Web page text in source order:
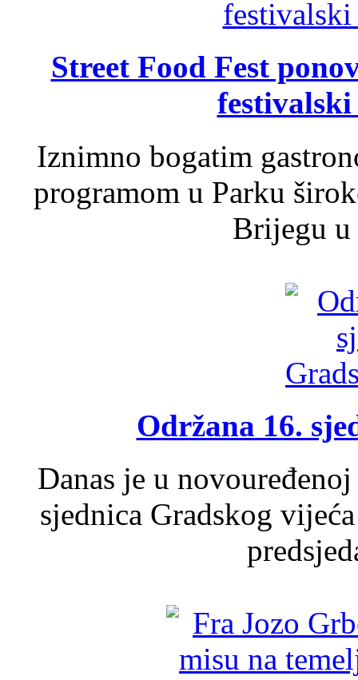
Street Food Fest
Iznimno bogatim
programom u Parku
Brijegu u
Održana 16.
Danas je u
sjednica Gradskog